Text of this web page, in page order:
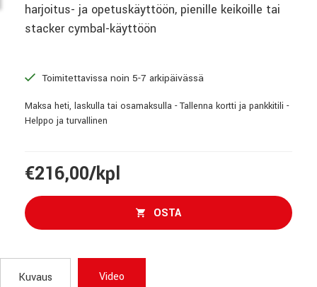
harjoitus- ja opetuskäyttöön, pienille keikoille tai
stacker cymbal-käyttöön
Toimitettavissa noin 5-7 arkipäivässä
Maksa heti, laskulla tai osamaksulla - Tallenna kortti ja pankkitili -
Helppo ja turvallinen
€216,00/kpl
OSTA
Kuvaus Video